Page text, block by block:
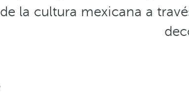
de la cultura mexicana a